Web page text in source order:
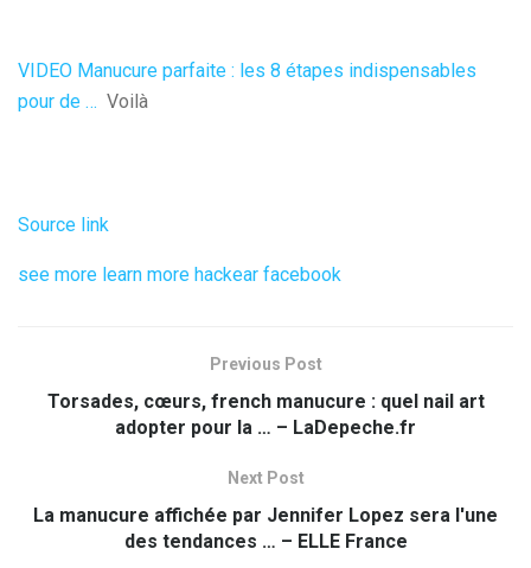
VIDEO Manucure parfaite : les 8 étapes indispensables
pour de … Voilà
Source link
see more learn more hackear facebook
Previous Post
Torsades, cœurs, french manucure : quel nail art
adopter pour la … – LaDepeche.fr
Next Post
La manucure affichée par Jennifer Lopez sera l'une
des tendances … – ELLE France